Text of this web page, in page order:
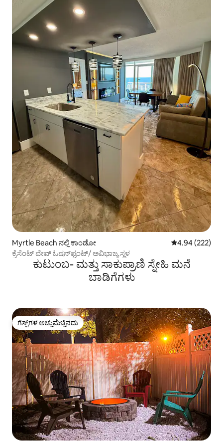
Myrtle Beach ನಲ್ಲಿ ಕಾಂಡೋ 5 ರಲ್ಲಿ 4.94
4.94 (222)
ಕ್ರೆಸೆಂಟ್ ವೇವ್ ಓಷನ್‌ಫ್ರಂಟ್/ ಅವಿಭಾಜ್ಯ ಸ್ಥಳ
ಕುಟುಂಬ- ಮತ್ತು ಸಾಕುಪ್ರಾಣಿ ಸ್ನೇಹಿ ಮನೆ
ಬಾಡಿಗೆಗಳು
ಗೆಸ್ಟ್‌ಗಳ ಅಚ್ಚುಮೆಚ್ಚಿನದು
ಗೆಸ್ಟ್‌ಗಳ ಅಚ್ಚುಮೆಚ್ಚಿನದು